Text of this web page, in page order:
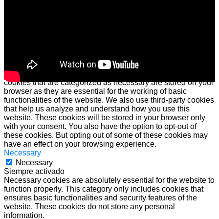
This website uses cookies to improve your experience while
you navigate through the website. Out of these cookies, the
cookies that are categorized as necessary are stored on your
browser as they are essential for the working of basic
functionalities of the website. We also use third-party cookies
that help us analyze and understand how you use this
website. These cookies will be stored in your browser only
with your consent. You also have the option to opt-out of
these cookies. But opting out of some of these cookies may
have an effect on your browsing experience.
Necessary
Necessary
Siempre activado
Necessary cookies are absolutely essential for the website to
function properly. This category only includes cookies that
ensures basic functionalities and security features of the
website. These cookies do not store any personal
information.